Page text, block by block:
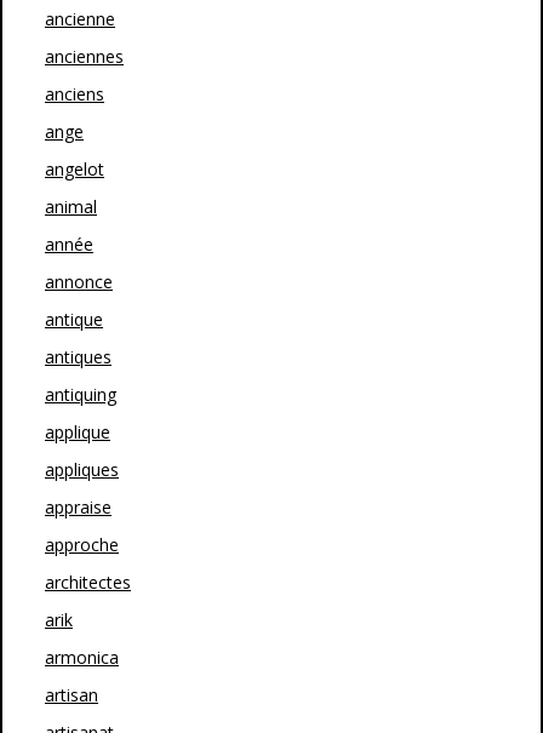
ancienne
anciennes
anciens
ange
angelot
animal
année
annonce
antique
antiques
antiquing
applique
appliques
appraise
approche
architectes
arik
armonica
artisan